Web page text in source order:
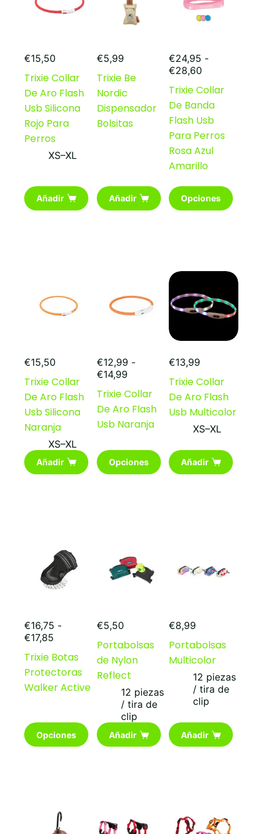
€15,50
Trixie Collar
De Aro Flash
Usb Silicona
Rojo Para
Perros
XS–XL
Añadir
€5,99
Trixie Be
Nordic
Dispensador
Bolsitas
Añadir
€24,95 -
€28,60
precios:
desde
€24,95
€28,60
Trixie Collar
De Banda
Flash Usb
Para Perros
Rosa Azul
Amarillo
Opciones
Este
producto
se
elegir
en
página
producto
€15,50
Trixie Collar
De Aro Flash
Usb Silicona
Naranja
XS–XL
Añadir
€12,99 -
€14,99Rango
precios:
desde
€12,99
hasta
Trixie Collar
De Aro Flash
Usb Naranja
Opciones
Este
producto
elegir
producto
€13,99
Trixie Collar
De Aro Flash
Usb Multicolor
XS–XL
Añadir
€16,75 -
€17,85
precios:
desde
€16,75
Trixie Botas
Protectoras
Walker Active
Opciones
Este
producto
pueden
€5,50
Portabolsas
de Nylon
Reflect
12 piezas
/ tira de
clip
Añadir
€8,99
Portabolsas
Multicolor
12 piezas
/ tira de
clip
Añadir